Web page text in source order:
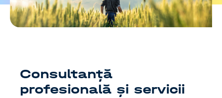
Consultanță
profesională și servicii